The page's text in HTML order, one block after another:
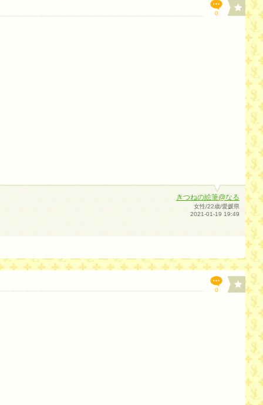
0
きつねの絵筆@なる
女性/22歳/愛媛県
2021-01-19 19:49
0